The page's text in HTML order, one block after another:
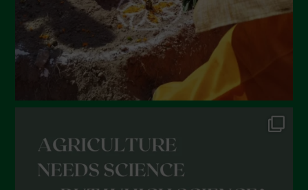
Febbraio 2022
Gennaio 2022
Dicembre 2021
Novembre 2021
Settembre 2021
Agosto 2021